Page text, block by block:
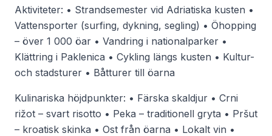
Aktiviteter: • Strandsemester vid Adriatiska kusten •
Vattensporter (surfing, dykning, segling) • Öhopping
– över 1 000 öar • Vandring i nationalparker •
Klättring i Paklenica • Cykling längs kusten • Kultur-
och stadsturer • Båtturer till öarna
Kulinariska höjdpunkter: • Färska skaldjur • Crni
rižot – svart risotto • Peka – traditionell gryta • Pršut
– kroatisk skinka • Ost från öarna • Lokalt vin •